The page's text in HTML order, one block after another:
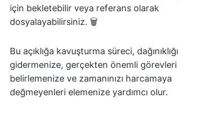
için bekletebilir veya referans olarak
dosyalayabilirsiniz. 🗑️
Bu açıklığa kavuşturma süreci, dağınıklığı
gidermenize, gerçekten önemli görevleri
belirlemenize ve zamanınızı harcamaya
değmeyenleri elemenize yardımcı olur.